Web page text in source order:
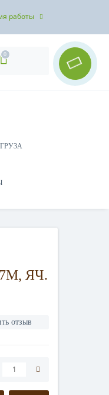
работы
0
ЯЧ.
отзыв